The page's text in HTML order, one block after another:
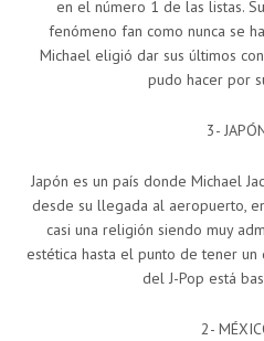
en el número 1 de las listas.
fenómeno fan como nunca se
Michael eligió dar sus últimos
pudo hacer por
3-
Japón es un país donde Michael
desde su llegada al aeropuerto,
casi una religión siendo muy
estética hasta el punto de tener un
del J-Pop está
2-